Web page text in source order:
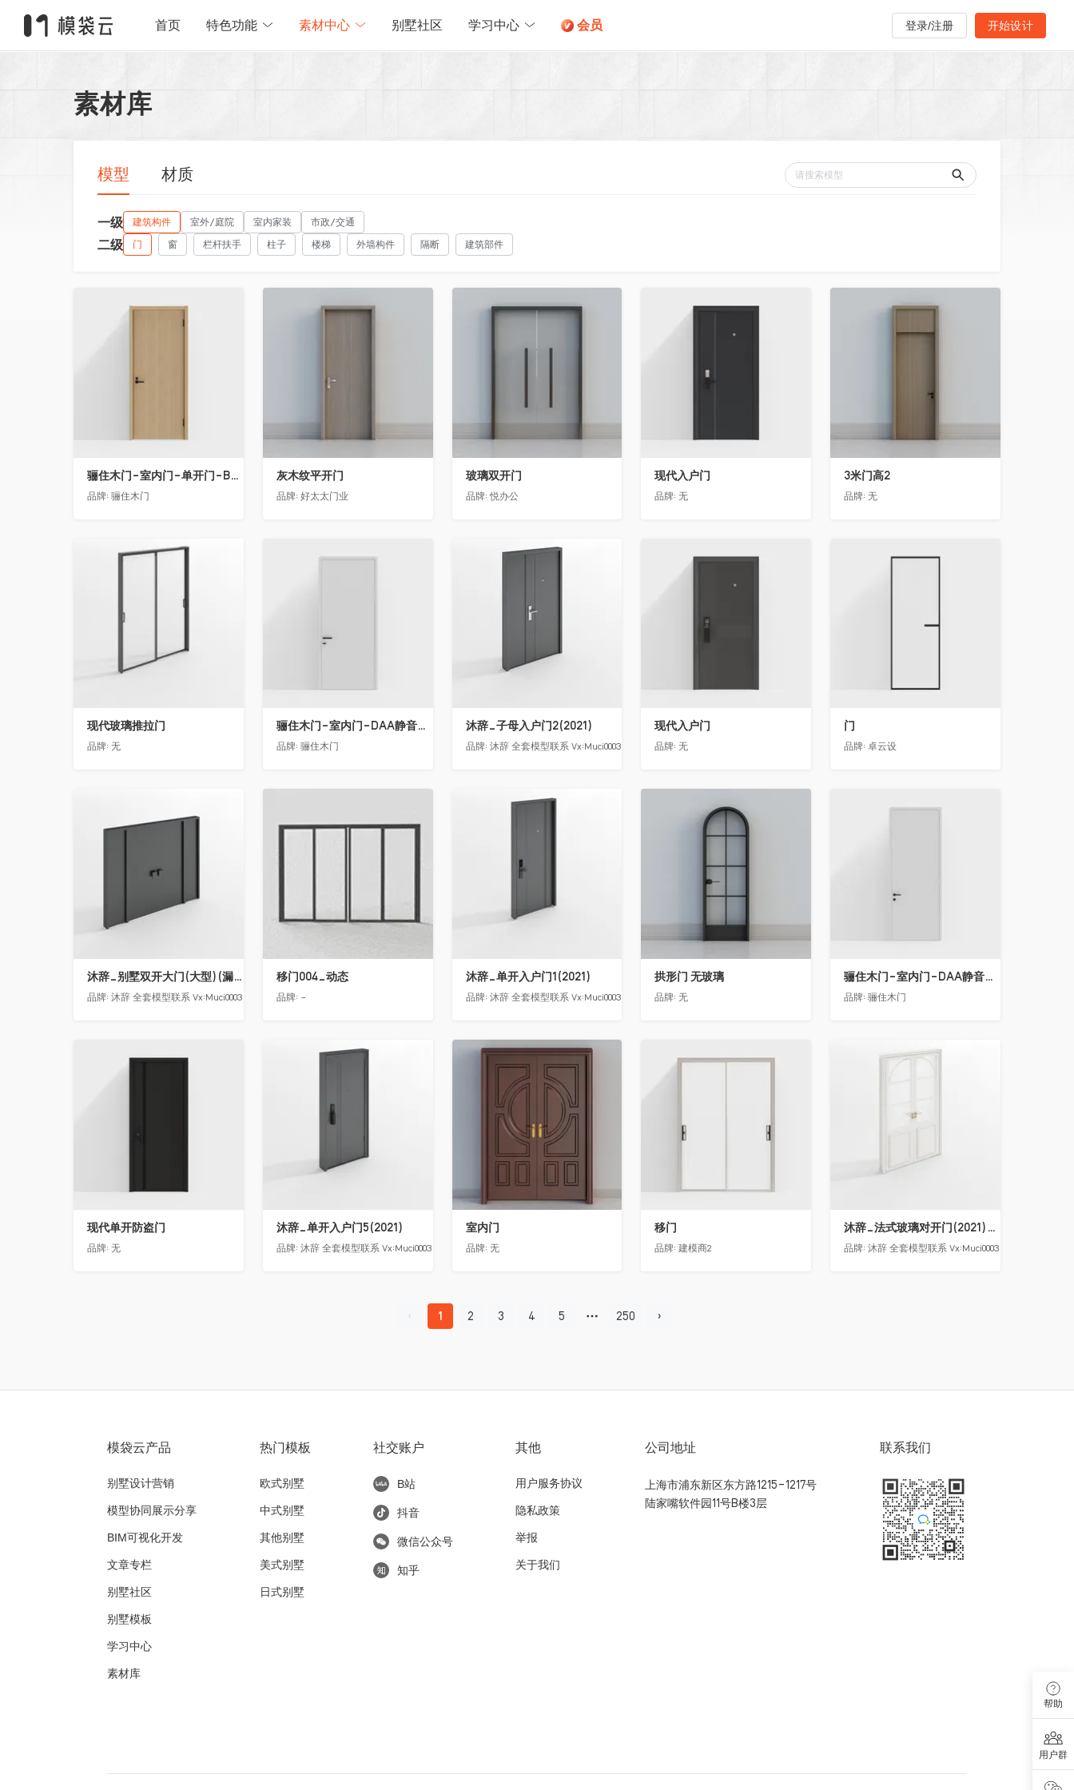
首页 特色功能 素材中心 别墅社区 学习中心 会员 登录/注册 开始设计
素材库
模型 材质
一级 建筑构件 室外/庭院 室内家装 市政/交通
二级 门 窗 栏杆扶手 柱子 楼梯 外墙构件 隔断 建筑部件
收藏
骊住木门-室内门-单开门-BFA-PP麦芽黄色
品牌: 骊住木门
收藏
灰木纹平开门
品牌: 好太太门业
收藏
玻璃双开门
品牌:悦办公
收藏
现代入户门
品牌:无
收藏
3米门高2
品牌:无
收藏
现代玻璃推拉门
品牌: 无
骊住木门-室内门-DAA静音门-YY漆白色-方形把手
品牌: 骊住木门
沐辞_子母入户门2(2021)
品牌: 沐辞 全套模型联系 Vx:Muci0003
收藏
现代入户门
品牌:无
门
品牌:卓云设
沐辞_别墅双开大门(大型)(漏光加厚度)
品牌: 沐辞 全套模型联系 Vx:Muci0003
移门004_动态
品牌: -
沐辞_单开入户门1(2021)
品牌: 沐辞 全套模型联系 Vx:Muci0003
拱形门 无玻璃
品牌:无
骊住木门-室内门-DAA静音门-YY漆白色-圆形把手
品牌:骊住木门
收藏
现代单开防盗门
品牌: 无
沐辞_单开入户门5(2021)
品牌: 沐辞 全套模型联系 Vx:Muci0003
收藏
室内门
品牌: 无
收藏
移门
品牌:建模商2
收藏
沐辞_法式玻璃对开门(2021)(漏光加厚度)
品牌:沐辞 全套模型联系 Vx:Muci0003
1 2 3 4 5 250
模袋云产品
别墅设计营销
模型协同展示分享
BIM可视化开发
文章专栏
别墅社区
别墅模板
学习中心
素材库
热门模板
欧式别墅
中式别墅
其他别墅
美式别墅
日式别墅
社交账户
B站
抖音
微信公众号
知乎
其他
用户服务协议
隐私政策
举报
关于我们
公司地址
上海市浦东新区东方路1215-1217号
陆家嘴软件园11号B楼3层
联系我们
帮助
用户群